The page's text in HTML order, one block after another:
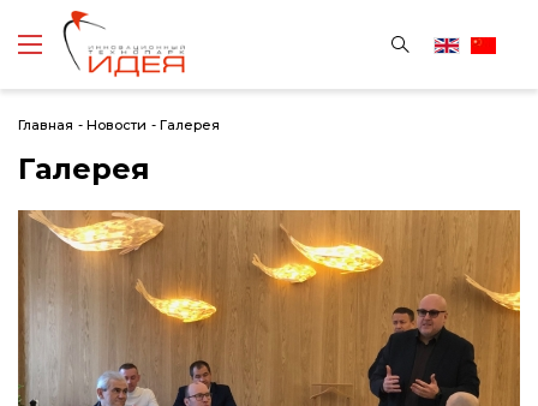
Главная - Новости - Галерея
Галерея